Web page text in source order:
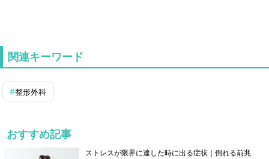
関連キーワード
整形外科
おすすめ記事
ストレスが限界に達した時に出る症状｜倒れる前兆